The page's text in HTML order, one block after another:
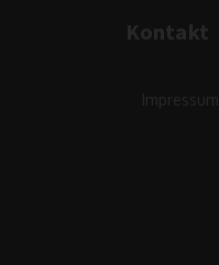
Kontakt
Impressum